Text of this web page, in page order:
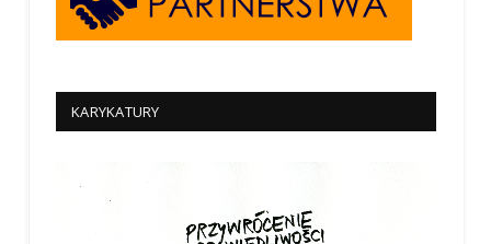
KARYKATURY